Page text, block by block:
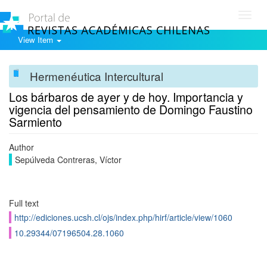
View Item
Hermenéutica Intercultural
Los bárbaros de ayer y de hoy. Importancia y
vigencia del pensamiento de Domingo Faustino
Sarmiento
Author
Sepúlveda Contreras, Ví­ctor
Full text
http://ediciones.ucsh.cl/ojs/index.php/hirf/article/view/1060
10.29344/07196504.28.1060